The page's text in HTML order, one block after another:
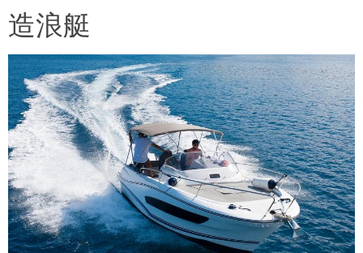
造浪艇